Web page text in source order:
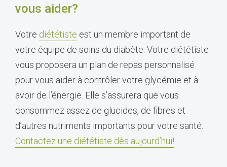
vous aider?
Votre diététiste est un membre important de
votre équipe de soins du diabète. Votre diététiste
vous proposera un plan de repas personnalisé
pour vous aider à contrôler votre glycémie et à
avoir de l’énergie. Elle s’assurera que vous
consommez assez de glucides, de fibres et
d’autres nutriments importants pour votre santé.
Contactez une diététiste dès aujourd’hui!